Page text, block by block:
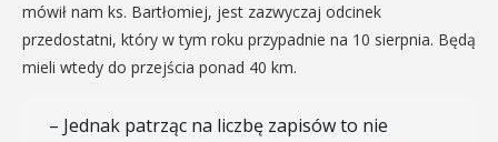
mówił nam ks. Bartłomiej, jest zazwyczaj odcinek
przedostatni, który w tym roku przypadnie na 10 sierpnia. Będą
mieli wtedy do przejścia ponad 40 km.
– Jednak patrząc na liczbę zapisów to nie